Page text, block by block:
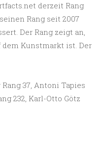
derzeit Rang
Rang seit 2007
Der Rang zeigt an,
Kunstmarkt ist. Der
37, Antoni Tapies
232, Karl-Otto Götz